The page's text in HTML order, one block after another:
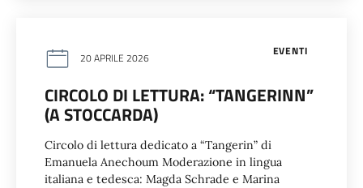
EVENTI
20 APRILE 2026
CIRCOLO DI LETTURA: “TANGERINN”
(A STOCCARDA)
Circolo di lettura dedicato a “Tangerin” di
Emanuela Anechoum Moderazione in lingua
italiana e tedesca: Magda Schrade e Marina